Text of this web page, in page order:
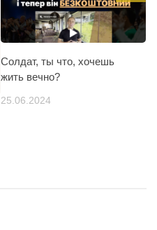
Солдат, ты что, хочешь
жить вечно?
25.06.2024